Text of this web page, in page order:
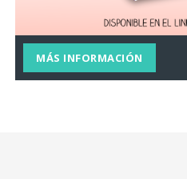
MÁS INFORMACIÓN